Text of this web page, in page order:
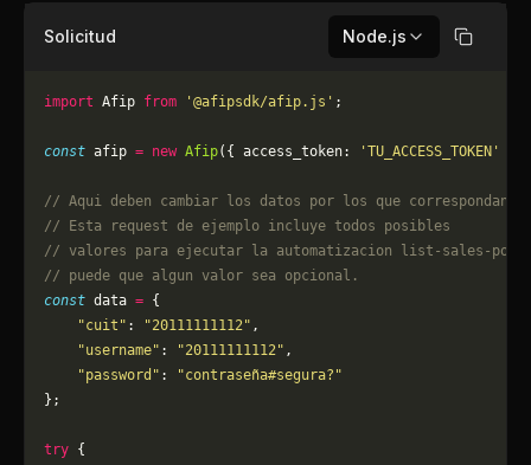
Solicitud Node.js Copiar
import Afip from '@afipsdk/afip.js' ;
const afip = new Afip({ access_token: 'TU_ACCESS_TOKEN'
// Aqui deben cambiar los datos por los que correspondan.
// Esta request de ejemplo incluye todos posibles
// valores para ejecutar la automatizacion list-sales-
// puede que algun valor sea opcional.
const data = {
    "cuit"
: "20111111112" ,
    "username"
: "20111111112" ,
    "password"
:
"contraseña#segura?"
};
try {